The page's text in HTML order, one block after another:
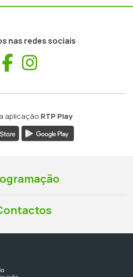
nas redes sociais
Facebook
aplicação RTP Play